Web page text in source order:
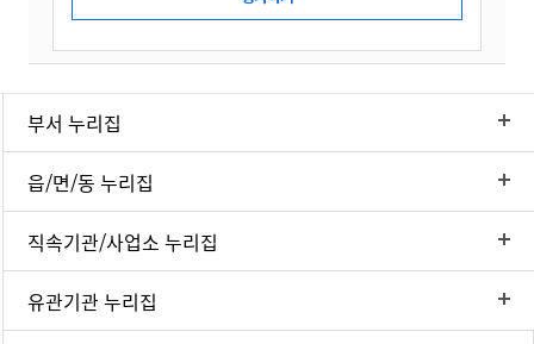
부서 누리집
읍/면/동 누리집
직속기관/사업소 누리집
유관기관 누리집